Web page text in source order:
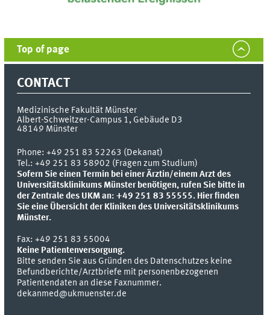
Top of page
CONTACT
Medizinische Fakultät Münster
Albert-Schweitzer-Campus 1, Gebäude D3
48149 Münster
Phone:+49 251 83 52263 (Dekanat)
Tel.: +49 251 83 58902 (Fragen zum Studium)
Sofern Sie einen Termin bei einer Ärztin/einem Arzt des
Universitätsklinikums Münster benötigen, rufen Sie bitte in
der Zentrale des UKM an: +49 251 83 55555. Hier finden
Sie eine Übersicht der Kliniken des Universitätsklinikums
Münster.
Fax:+49 251 83 55004
Keine Patientenversorgung.
Bitte senden Sie aus Gründen des Datenschutzes keine
Befundberichte/Arztbriefe mit personenbezogenen
Patientendaten an diese Faxnummer.
dekanmed@ukmuenster.de